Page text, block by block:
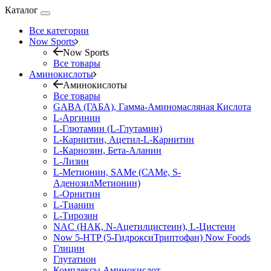
Каталог
Все категории
Now Sports
Now Sports
Все товары
Аминокислоты
Аминокислоты
Все товары
GABA (ГАБА), Гамма-Аминомасляная Кислота
L-Аргинин
L-Глютамин (L-Глутамин)
L-Карнитин, Ацетил-L-Карнитин
L-Карнозин, Бета-Аланин
L-Лизин
L-Метионин, SAMe (САМе, S-
АденозилМетионин)
L-Орнитин
L-Тианин
L-Тирозин
NAC (НАК, N-Ацетилцистеин), L-Цистеин
Now 5-HTP (5-ГидроксиТриптофан) Now Foods
Глицин
Глутатион